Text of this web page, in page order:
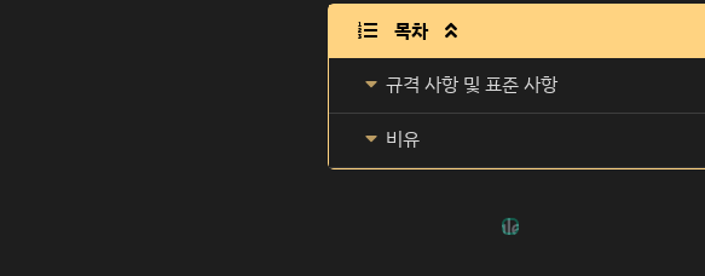
목차 
규격 사항 및 표준 사항
비유